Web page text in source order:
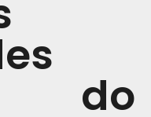
do